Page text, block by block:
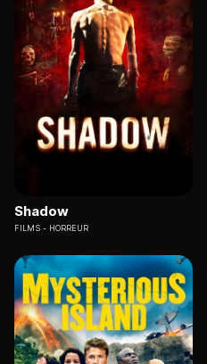
Shadow
FILMS HORREUR